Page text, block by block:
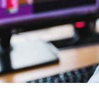
estreme alla
Cosa sta guidando il
degli asset?